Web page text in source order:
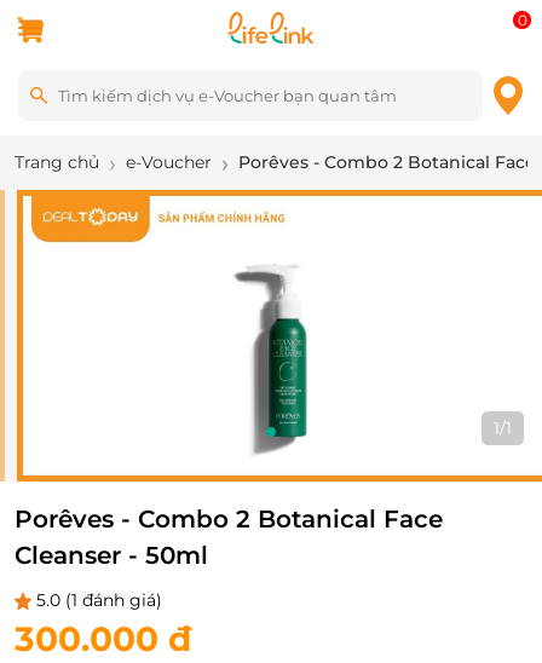
0
Trang chủ e-Voucher Porêves - Combo 2 Botanical
1/1
Porêves - Combo 2 Botanical Face
Cleanser - 50ml
5.0 (1 đánh giá)
300.000 đ